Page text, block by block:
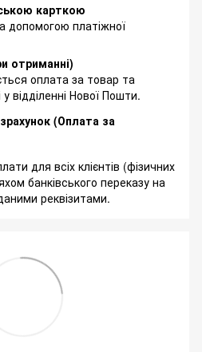
карткою
допомогою платіжної
отриманні)
оплата за товар та
відділенні Нової Пошти.
(Оплата за
для всіх клієнтів (фізичних
банківського переказу на
реквізитами.